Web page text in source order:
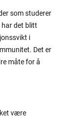
som studerer
har det blitt
i
Det er
måte for å
være